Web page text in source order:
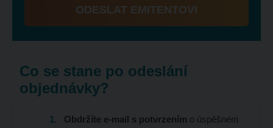
ODESLAT EMITENTOVI
nepodařilo
odeslat.
Co se stane po odeslání
objednávky?
Obdržíte e-mail s potvrzením o úspěšném